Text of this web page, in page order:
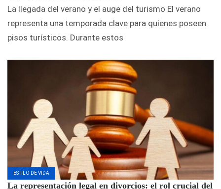
La llegada del verano y el auge del turismo El verano
representa una temporada clave para quienes poseen
pisos turísticos. Durante estos
ESTILO DE VIDA
La representación legal en divorcios: el rol crucial del